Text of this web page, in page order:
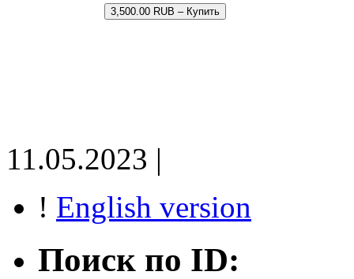
3,500.00 RUB – Купить
11.05.2023 |
! English version
Поиск по ID: